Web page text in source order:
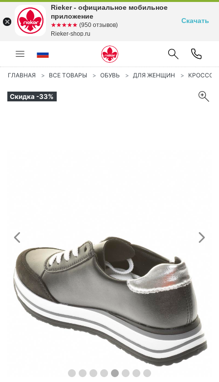
ГЛАВНАЯ ВСЕ ТОВАРЫ ОБУВЬ ДЛЯ ЖЕНЩИН
Скидка -33%
Предыдущий
Rieker - официальное мобильное
приложение
☆☆☆☆☆
★★★★★ (950 отзывов)
Rieker-shop.ru
Скачать